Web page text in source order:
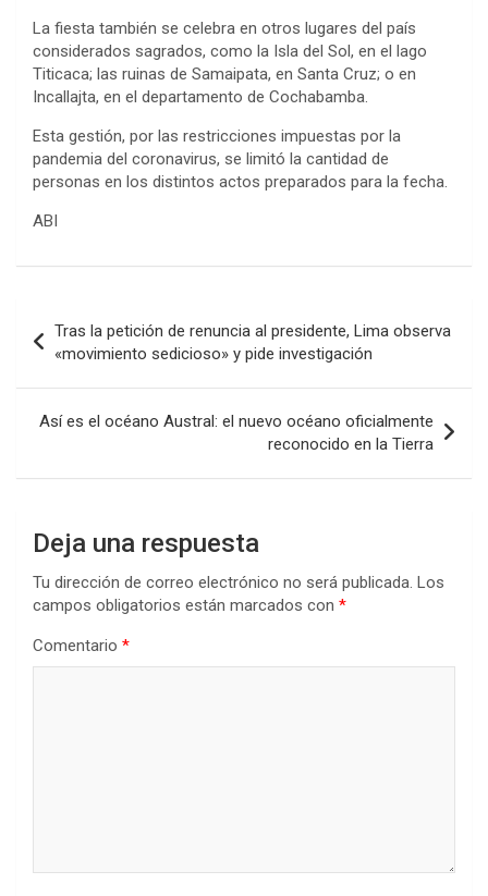
La fiesta también se celebra en otros lugares del país
considerados sagrados, como la Isla del Sol, en el lago
Titicaca; las ruinas de Samaipata, en Santa Cruz; o en
Incallajta, en el departamento de Cochabamba.
Esta gestión, por las restricciones impuestas por la
pandemia del coronavirus, se limitó la cantidad de
personas en los distintos actos preparados para la fecha.
ABI
de
entradas
Tras la petición de renuncia al presidente, Lima observa
«movimiento sedicioso» y pide investigación
Así es el océano Austral: el nuevo océano oficialmente
reconocido en la Tierra
Deja una respuesta
Tu dirección de correo electrónico no será publicada. Los
campos obligatorios están marcados con *
Comentario *